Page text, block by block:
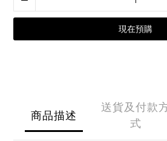
現在預購
商品描述
送貨及付款
式